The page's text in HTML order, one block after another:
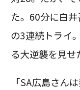
た。60分に白
の3連続トライ
る大逆襲を見せ
「SA広島さん